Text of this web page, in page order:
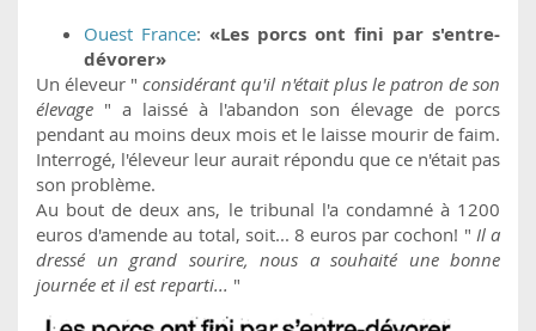
Ouest France: «Les porcs ont fini par s'entre-
dévorer»
Un éleveur "considérant qu'il n'était plus le patron de son
élevage " a laissé à l'abandon son élevage de porcs
pendant au moins deux mois et le laisse mourir de faim.
Interrogé, l'éleveur leur aurait répondu que ce n'était pas
son problème.
Au bout de deux ans, le tribunal l'a condamné à 1200
euros d'amende au total, soit... 8 euros par cochon! " Il a
dressé un grand sourire, nous a souhaité une bonne
journée et il est reparti... "